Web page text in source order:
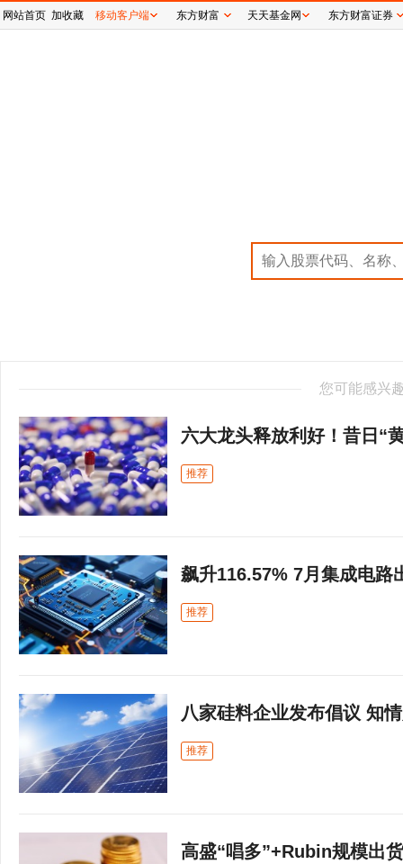
您可能感兴
六大龙头释放利好！昔日“
推荐
飙升116.57% 7月集成电路
推荐
八家硅料企业发布倡议 知
推荐
高盛“唱多”+Rubin规模出
网站首页 加收藏 移动客户端 东方财富 天天基金网 东方财富证券